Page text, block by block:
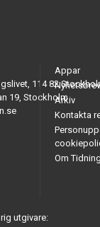
114 82
19, Stockholm
Appar
Nyhetsbrev
Arkiv
Kontakta
Om
utgivare: